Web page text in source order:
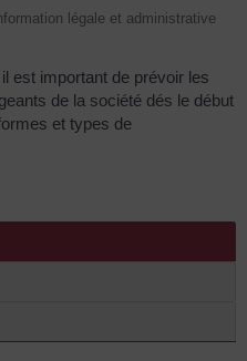
légale et administrative
est important de prévoir les
de la société dés le début
et types de